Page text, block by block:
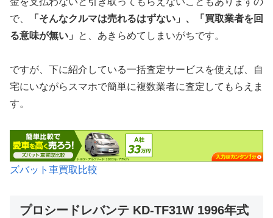
で、
「そんなクルマは売れるはずない」、「買取業者を回
る意味が無い」
と、あきらめてしまいがちです。
ですが、下に紹介している一括査定サービスを使えば、自
宅にいながらスマホで簡単に複数業者に査定してもらえま
す。
ズバット車買取比較
プロシードレバンテ KD-TF31W 1996年式